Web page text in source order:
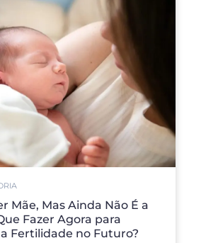
Mãe, Mas Ainda Não É a
Fazer Agora para
Fertilidade no Futuro?